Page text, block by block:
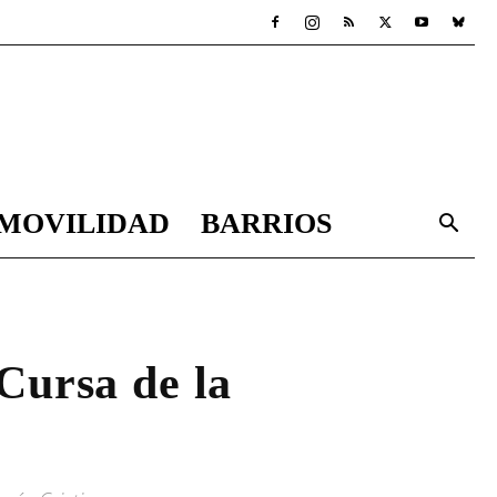
BARRIOS
de la